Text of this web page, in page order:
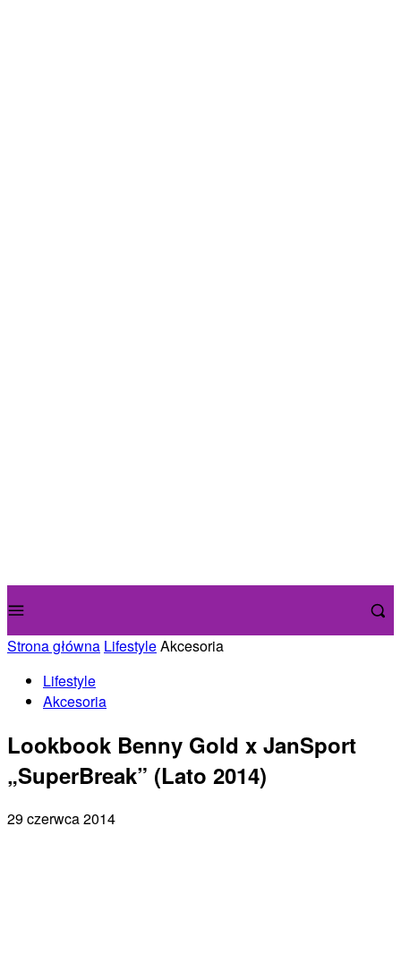
Strona główna LifestyleAkcesoria
Lifestyle
Akcesoria
Lookbook Benny Gold x JanSport
„SuperBreak” (Lato 2014)
29 czerwca 2014